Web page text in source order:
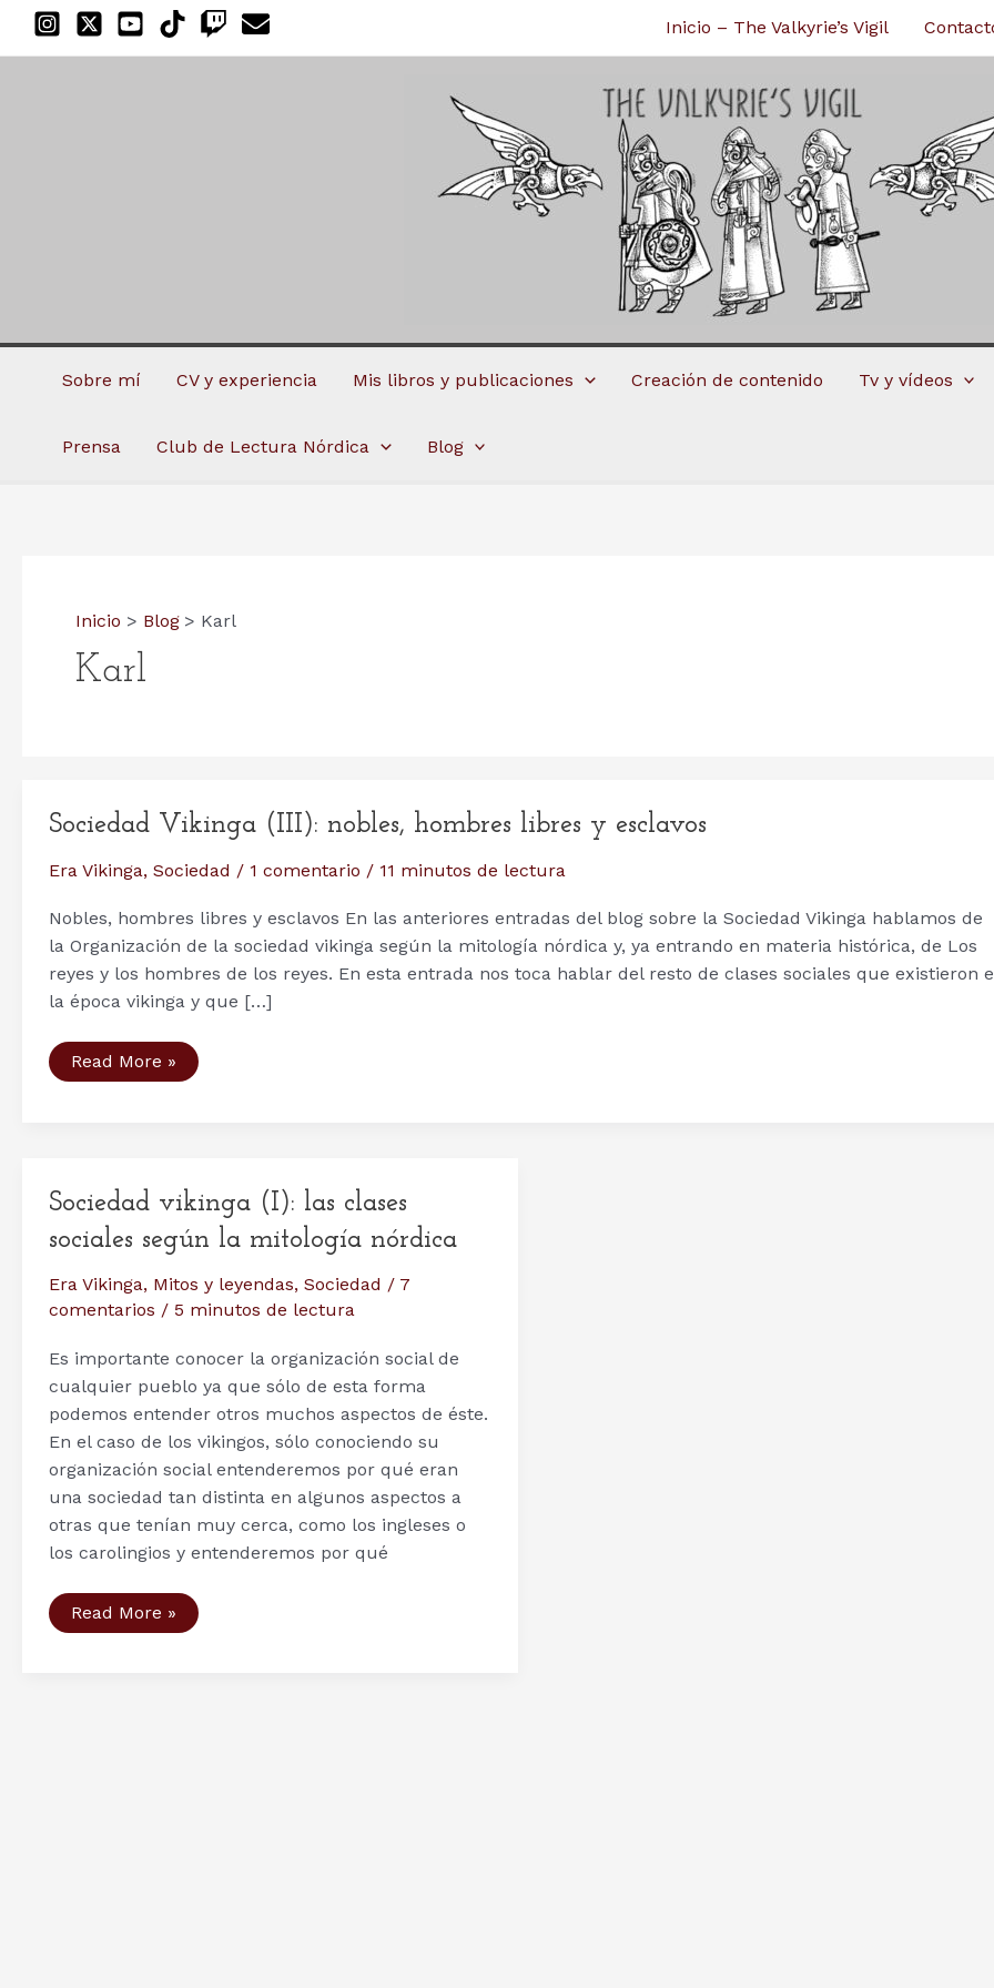
Inicio – The Valkyrie’s Vigil
Sobre mí CV y experiencia Mis libros y publicaciones Creación de contenido Tv y vídeos
Prensa Club de Lectura Nórdica Blog
Inicio Blog Karl
Karl
Sociedad Vikinga (III): nobles, hombres libres y esclavos
Era Vikinga, Sociedad / 1 comentario / 11 minutos de lectura
Nobles, hombres libres y esclavos En las anteriores entradas del blog sobre la Sociedad Vikinga hablamos de
la Organización de la sociedad vikinga según la mitología nórdica y, ya entrando en materia histórica, de Los
reyes y los hombres de los reyes. En esta entrada nos toca hablar del resto de clases sociales que existieron
la época vikinga y que […]
Sociedad
Vikinga
esclavos
Read More »
Sociedad vikinga (I): las clases
sociales según la mitología nórdica
Era Vikinga, Mitos y leyendas, Sociedad / 7
comentarios / 5 minutos de lectura
Es importante conocer la organización social de
cualquier pueblo ya que sólo de esta forma
podemos entender otros muchos aspectos de éste.
En el caso de los vikingos, sólo conociendo su
organización social entenderemos por qué eran
una sociedad tan distinta en algunos aspectos a
otras que tenían muy cerca, como los ingleses o
los carolingios y entenderemos por qué
Sociedad
vikinga
Read More »